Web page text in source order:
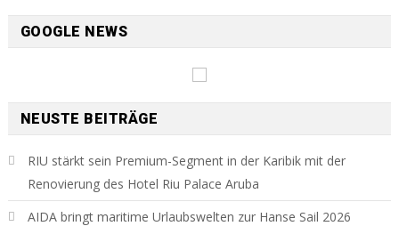
GOOGLE NEWS
NEUSTE BEITRÄGE
RIU stärkt sein Premium-Segment in der Karibik mit der
Renovierung des Hotel Riu Palace Aruba
AIDA bringt maritime Urlaubswelten zur Hanse Sail 2026